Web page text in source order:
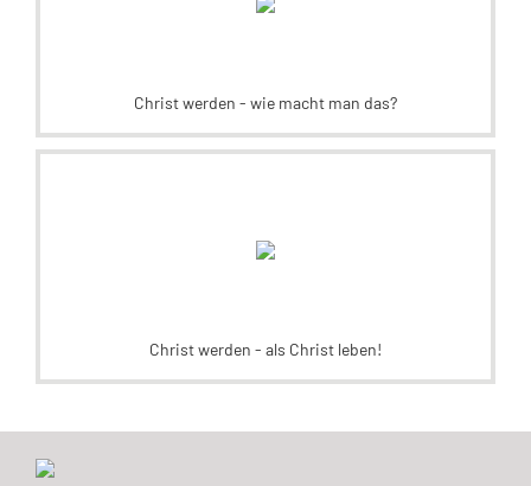
Christ werden - wie macht man das?
Christ werden - als Christ leben!